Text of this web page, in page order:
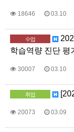
18646 03.10
수업
학습역량 진단 평
30007 03.10
취업
20073 03.09